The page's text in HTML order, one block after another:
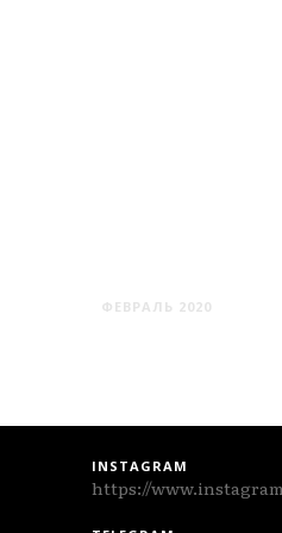
ФЕВРАЛЬ 2020
INSTAGRAM
https://